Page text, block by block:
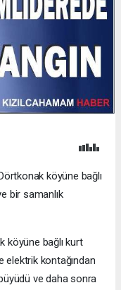
köyüne bağlı
bir samanlık
köyüne bağlı kurt
elektrik kontağından
ve daha sonra